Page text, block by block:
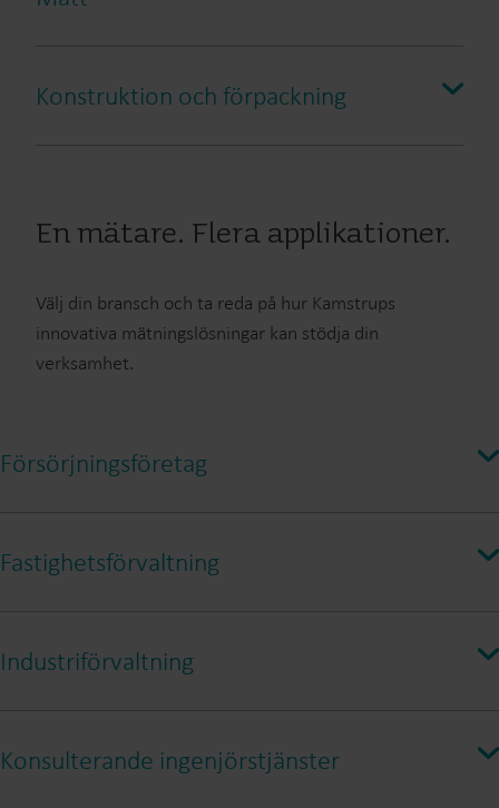
Sigfox
Konstruktion och förpackning
En mätare. Flera applikationer.
Välj din bransch och ta reda på hur Kamstrups
innovativa mätningslösningar kan stödja din
verksamhet.
Försörjningsföretag
Fastighetsförvaltning
Industriförvaltning
Konsulterande ingenjörstjänster